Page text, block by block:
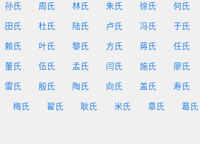
孙氏 周氏 林氏 朱氏 徐氏 何氏
田氏 杜氏 陆氏 卢氏 冯氏 于氏
赖氏 叶氏 黎氏 方氏 蒋氏 任氏
董氏 伍氏 孟氏 闫氏 施氏 廖氏
雷氏 殷氏 陶氏 向氏 盖氏 寿氏
梅氏 翟氏 耿氏 米氏 章氏 葛氏